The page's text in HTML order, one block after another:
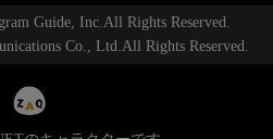
Guide, Inc.All Rights Reserved.
Co., Ltd.All Rights Reserved.